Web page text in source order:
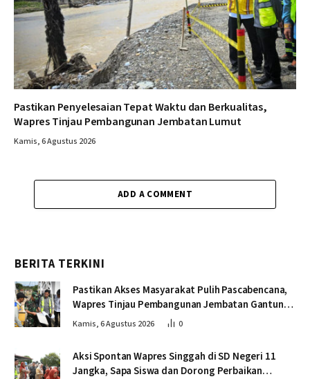
Pastikan Penyelesaian Tepat Waktu dan Berkualitas,
Wapres Tinjau Pembangunan Jembatan Lumut
Kamis, 6 Agustus 2026
ADD A COMMENT
BERITA TERKINI
Pastikan Akses Masyarakat Pulih Pascabencana,
Wapres Tinjau Pembangunan Jembatan Gantung
Kendawi
Kamis, 6 Agustus 2026 0
Aksi Spontan Wapres Singgah di SD Negeri 11
Jangka, Sapa Siswa dan Dorong Perbaikan